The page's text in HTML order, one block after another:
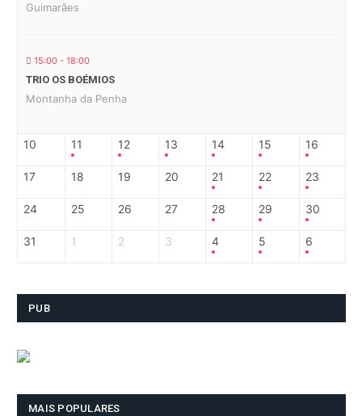
Guimarães
15:00 - 18:00
TRIO OS BOÉMIOS
Montanha da Penha
10 11 12 13 14 15 16
17 18 19 20 21 22 23
24 25 26 27 28 29 30
31 1 2 3 4 5 6
PUB
MAIS POPULARES